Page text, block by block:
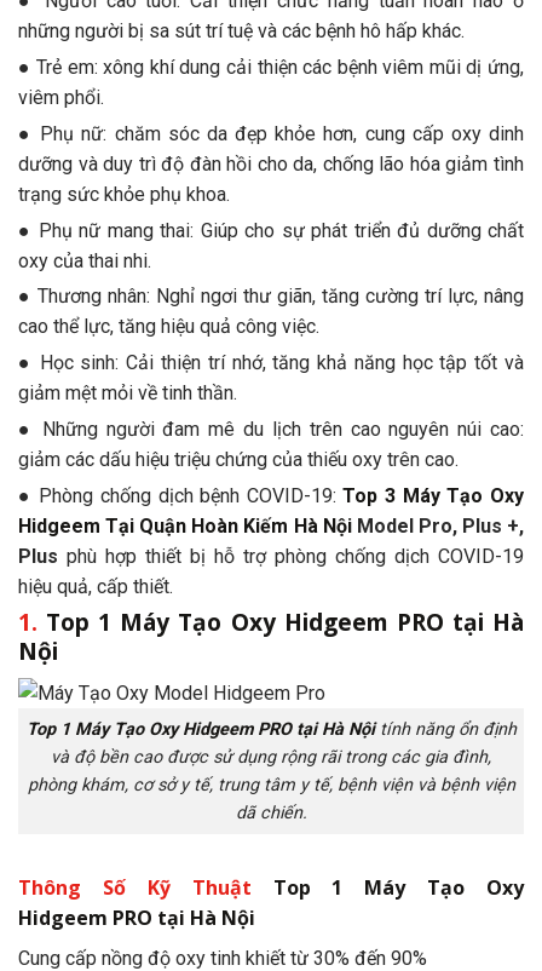
những người bị sa sút trí tuệ và các bệnh hô hấp khác.
● Trẻ em: xông khí dung cải thiện các bệnh viêm mũi dị ứng,
viêm phổi.
● Phụ nữ: chăm sóc da đẹp khỏe hơn, cung cấp oxy dinh
dưỡng và duy trì độ đàn hồi cho da, chống lão hóa giảm tình
trạng sức khỏe phụ khoa.
● Phụ nữ mang thai: Giúp cho sự phát triển đủ dưỡng chất
oxy của thai nhi.
● Thương nhân: Nghỉ ngơi thư giãn, tăng cường trí lực, nâng
cao thể lực, tăng hiệu quả công việc.
● Học sinh: Cải thiện trí nhớ, tăng khả năng học tập tốt và
giảm mệt mỏi về tinh thần.
● Những người đam mê du lịch trên cao nguyên núi cao:
giảm các dấu hiệu triệu chứng của thiếu oxy trên cao.
● Phòng chống dịch bệnh COVID-19:Top 3 Máy Tạo Oxy
Hidgeem Tại Quận Hoàn Kiếm Hà NộiModel Pro, Plus +,
Plus phù hợp thiết bị hỗ trợ phòng chống dịch COVID-19
hiệu quả, cấp thiết.
1. Top 1 Máy Tạo Oxy Hidgeem PRO tại Hà
Nội
Top 1 Máy Tạo Oxy Hidgeem PRO tại Hà Nộitính năng ổn định
và độ bền cao được sử dụng rộng rãi trong các gia đình,
phòng khám, cơ sở y tế, trung tâm y tế, bệnh viện và bệnh viện
dã chiến.
Thông Số Kỹ Thuật Top 1 Máy Tạo Oxy
Hidgeem PRO tại Hà Nội
Cung cấp nồng độ oxy tinh khiết từ 30% đến 90%